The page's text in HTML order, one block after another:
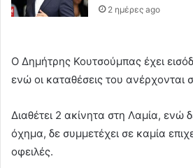
2 ημέρες ago
Ο Δημήτρης Κουτσούμπας έχει
ενώ οι καταθέσεις του
Διαθέτει 2 ακίνητα στη Λαμία, ενώ
όχημα, δε συμμετέχει σε καμία
οφειλές.